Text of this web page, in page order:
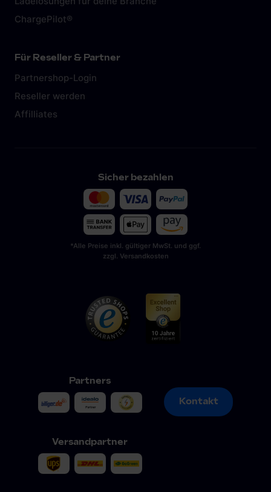
ChargePilot®
Für Reseller & Partner
Partnershop-Login
Reseller werden
Affilliates
Sicher bezahlen
*Alle Preise inkl. gültiger MwSt. und ggf.
zzgl. Versandkosten
Partners
Versandpartner
Kontakt
Kontakt